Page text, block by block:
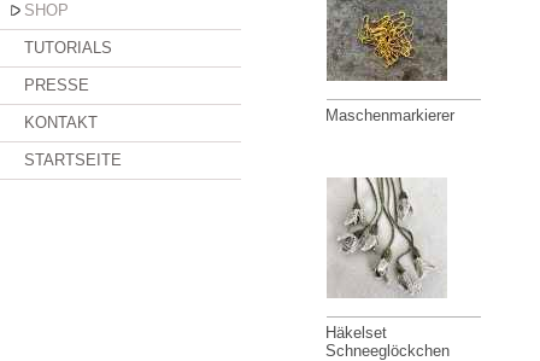
SHOP
TUTORIALS
PRESSE
KONTAKT
STARTSEITE
Maschenmarkierer
Häkelset
Schneeglöckchen